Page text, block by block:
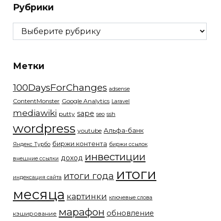
Рубрики
Рубрики
Метки
100DaysForChanges adsense
ContentMonster Google Analytics Laravel
mediawiki putty sape seo ssh
wordpress youtube Альфа-банк
Яндекс Турбо биржи контента биржи ссылок
внешние ссылки доход инвестиции
индексация сайта итоги года итоги
месяца картинки ключевые слова
кэширование марафон обновление